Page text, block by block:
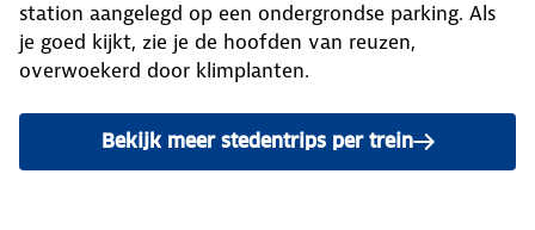
station aangelegd op een ondergrondse parking. Als
je goed kijkt, zie je de hoofden van reuzen,
overwoekerd door klimplanten.
Bekijk meer stedentrips per trein